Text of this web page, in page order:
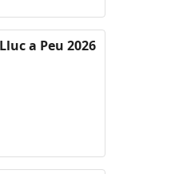
a Peu 2026